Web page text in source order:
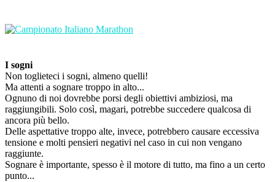
I sogni
Non toglieteci i sogni, almeno quelli!
Ma attenti a sognare troppo in alto...
Ognuno di noi dovrebbe porsi degli obiettivi ambiziosi, ma
raggiungibili. Solo così, magari, potrebbe succedere qualcosa di
ancora più bello.
Delle aspettative troppo alte, invece, potrebbero causare eccessiva
tensione e molti pensieri negativi nel caso in cui non vengano
raggiunte.
Sognare è importante, spesso è il motore di tutto, ma fino a un certo
punto...